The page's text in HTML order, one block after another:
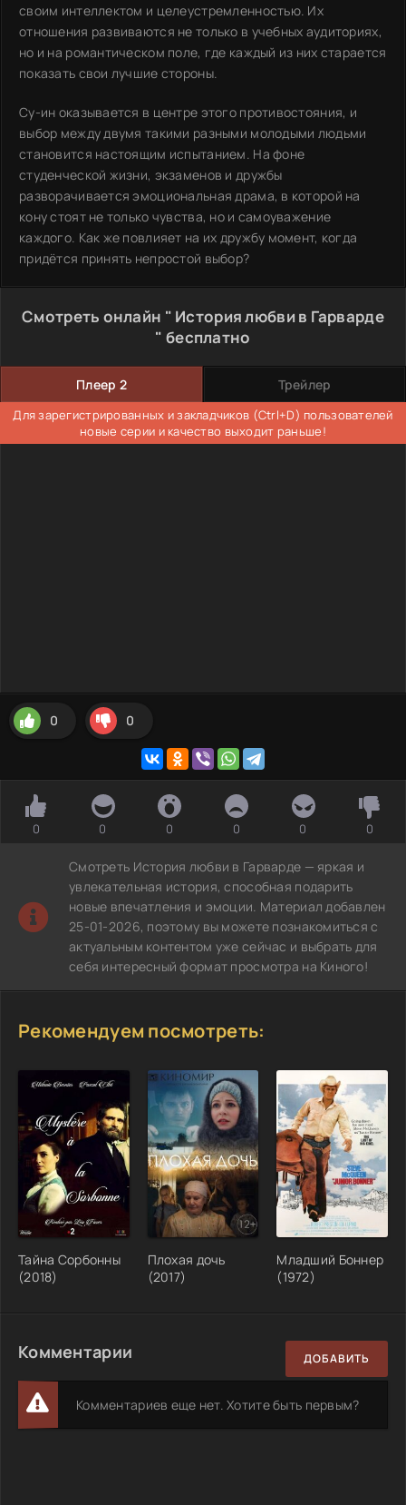
своим интеллектом и целеустремленностью. Их
отношения развиваются не только в учебных аудиториях,
но и на романтическом поле, где каждый из них старается
показать свои лучшие стороны.
Су-ин оказывается в центре этого противостояния, и
выбор между двумя такими разными молодыми людьми
становится настоящим испытанием. На фоне
студенческой жизни, экзаменов и дружбы
разворачивается эмоциональная драма, в которой на
кону стоят не только чувства, но и самоуважение
каждого. Как же повлияет на их дружбу момент, когда
придётся принять непростой выбор?
Смотреть онлайн " История любви в Гарварде
" бесплатно
Плеер 2 Трейлер
Для зарегистрированных и закладчиков (Ctrl+D) пользователей
новые серии и качество выходит раньше!
0 0
0 0 0 0 0 0
Смотреть История любви в Гарварде — яркая и
увлекательная история, способная подарить
новые впечатления и эмоции. Материал добавлен
25-01-2026, поэтому вы можете познакомиться с
актуальным контентом уже сейчас и выбрать для
себя интересный формат просмотра на Киного!
Рекомендуем посмотреть:
Тайна Сорбонны
(2018)
Плохая дочь
(2017)
Младший Боннер
(1972)
Комментарии ДОБАВИТЬ
Комментариев еще нет. Хотите быть первым?